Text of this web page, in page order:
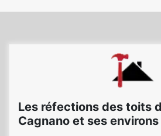
Les réfections des toits
Cagnano et ses